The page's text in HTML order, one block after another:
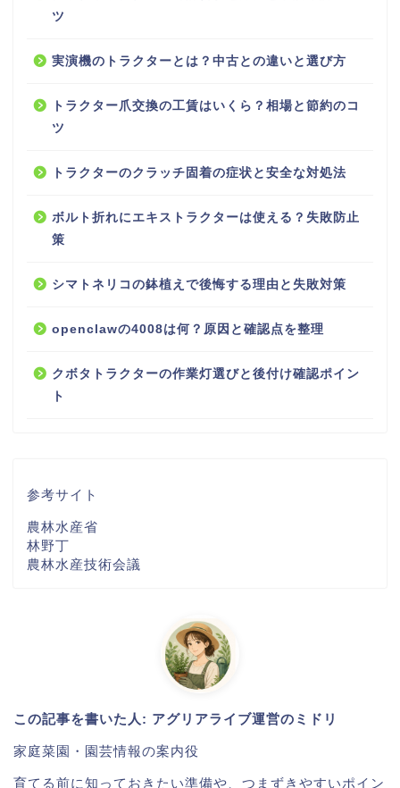
ツ
実演機のトラクターとは？中古との違いと選び方
トラクター爪交換の工賃はいくら？相場と節約のコ
ツ
トラクターのクラッチ固着の症状と安全な対処法
ボルト折れにエキストラクターは使える？失敗防止
策
シマトネリコの鉢植えで後悔する理由と失敗対策
openclawの4008は何？原因と確認点を整理
クボタトラクターの作業灯選びと後付け確認ポイン
ト
参考サイト
農林水産省
林野丁
農林水産技術会議
この記事を書いた人: アグリアライブ運営のミドリ
家庭菜園・園芸情報の案内役
育てる前に知っておきたい準備や、つまずきやすいポイン